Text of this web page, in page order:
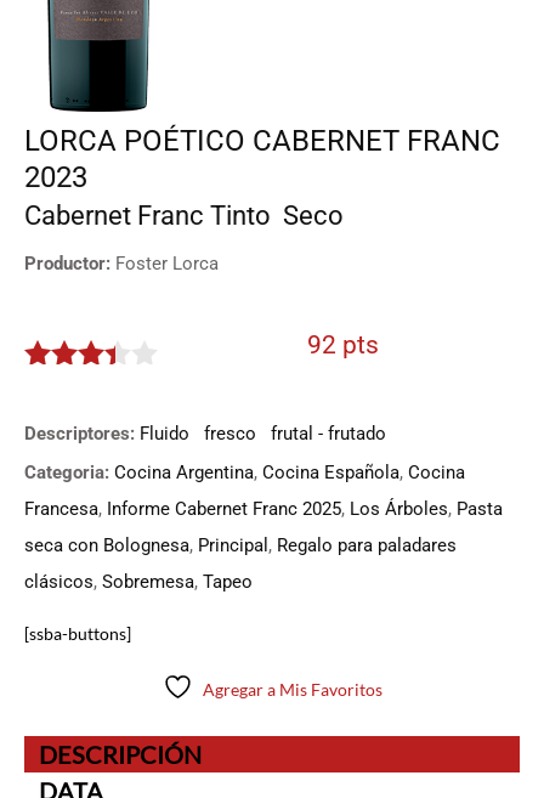
LORCA POÉTICO CABERNET FRANC
2023
Cabernet Franc Tinto Seco
Productor: Foster Lorca
92 pts
Descriptores: Fluido fresco
frutal - frutado
Categoria: Cocina Argentina, Cocina Española, Cocina
Francesa, Informe Cabernet Franc 2025, Los Árboles, Pasta
seca con Bolognesa, Principal , Regalo para paladares
clásicos, Sobremesa, Tapeo
[ssba-buttons]
Agregar a Mis Favoritos
DESCRIPCIÓN
DATA